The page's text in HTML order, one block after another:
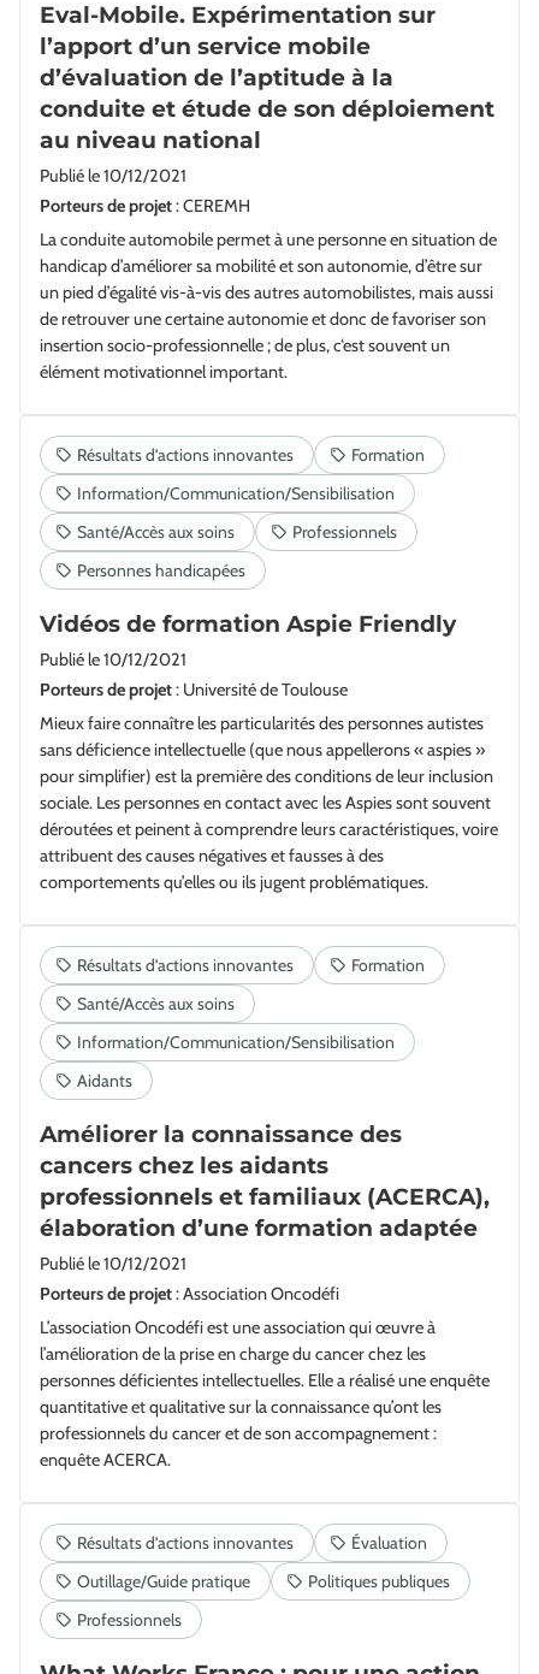
Eval-Mobile. Expérimentation sur
l’apport d’un service mobile
d’évaluation de l’aptitude à la
conduite et étude de son déploiement
au niveau national
Publié le10/12/2021
Porteurs de projet: CEREMH
La conduite automobile permet à une personne en situation de
handicap d’améliorer sa mobilité et son autonomie, d’être sur
un pied d’égalité vis-à-vis des autres automobilistes, mais aussi
de retrouver une certaine autonomie et donc de favoriser son
insertion socio-professionnelle ; de plus, c‘est souvent un
élément motivationnel important.
Vidéos de formation Aspie Friendly
Publié le10/12/2021
Porteurs de projet: Université de Toulouse
Mieux faire connaître les particularités des personnes autistes
sans déficience intellectuelle (que nous appellerons « aspies »
pour simplifier) est la première des conditions de leur inclusion
sociale. Les personnes en contact avec les Aspies sont souvent
déroutées et peinent à comprendre leurs caractéristiques, voire
attribuent des causes négatives et fausses à des
comportements qu’elles ou ils jugent problématiques.
Améliorer la connaissance des
cancers chez les aidants
professionnels et familiaux (ACERCA),
élaboration d’une formation adaptée
Publié le10/12/2021
Porteurs de projet: Association Oncodéfi
L’association Oncodéfi est une association qui œuvre à
l’amélioration de la prise en charge du cancer chez les
personnes déficientes intellectuelles. Elle a réalisé une enquête
quantitative et qualitative sur la connaissance qu’ont les
professionnels du cancer et de son accompagnement :
enquête ACERCA.